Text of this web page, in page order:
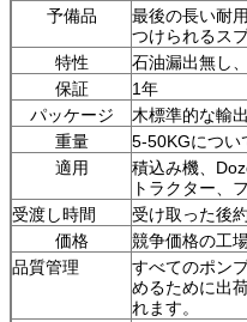
予備品
最後の長い耐
つけられるス
特性
石油漏出無し
保証
1年
パッケージ
木標準的な輸
重量
5-50KGについ
適用
積込み機、
トラクター、
受渡し時間
受け取った後
価格
競争価格の工
品質管理
すべてのポン
めるために出
れます。